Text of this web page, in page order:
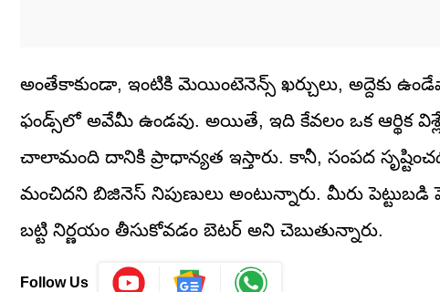
అంతేకాకుండా, ఇంటికి మెయింటెనెన్స్ ఖర్చులు, అద్దెకు
ఫండ్స్‌లో అవేమీ ఉండవు. అయితే, ఇది కేవలం ఒక ఆర్థిక
చాలామంది దానికి ప్రాధాన్యత ఇస్తారు. కానీ, సంపద
మంచిదని బిజినెస్ నిపుణులు అంటున్నారు. మీరు పెట్టుబడి
బట్టి నిర్ణయం తీసుకోవడం బెటర్ అని చెబుతున్నారు.
Follow Us